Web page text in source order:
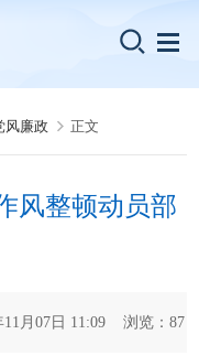
风廉政 正文
风整顿动员部
月07日 11:09 浏览： 87